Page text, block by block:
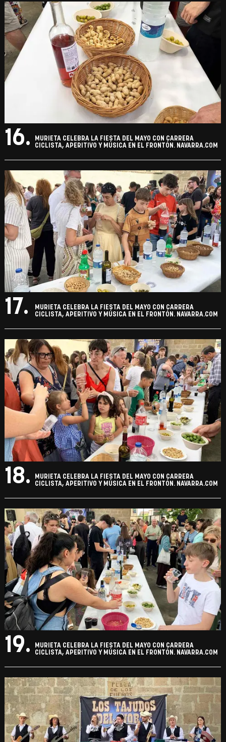
16.
MURIETA CELEBRA LA FIESTA DEL MAYO CON CARRERA
CICLISTA, APERITIVO Y MÚSICA EN EL FRONTÓN. NAVARRA.COM
17.
MURIETA CELEBRA LA FIESTA DEL MAYO CON CARRERA
CICLISTA, APERITIVO Y MÚSICA EN EL FRONTÓN. NAVARRA.COM
18.
MURIETA CELEBRA LA FIESTA DEL MAYO CON CARRERA
CICLISTA, APERITIVO Y MÚSICA EN EL FRONTÓN. NAVARRA.COM
19.
MURIETA CELEBRA LA FIESTA DEL MAYO CON CARRERA
CICLISTA, APERITIVO Y MÚSICA EN EL FRONTÓN. NAVARRA.COM